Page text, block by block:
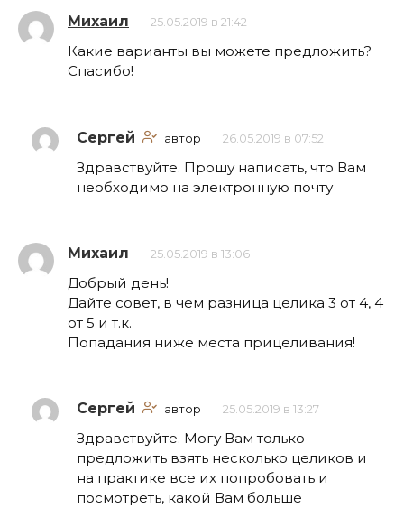
Михаил 25.05.2019 в 21:42
Какие варианты вы можете предложить?
Спасибо!
Сергей автор 26.05.2019 в 07:52
Здравствуйте. Прошу написать, что Вам
необходимо на электронную почту
Михаил 25.05.2019 в 13:06
Добрый день!
Дайте совет, в чем разница целика 3 от 4, 4
от 5 и т.к.
Попадания ниже места прицеливания!
Сергей автор 25.05.2019 в 13:27
Здравствуйте. Могу Вам только
предложить взять несколько целиков и
на практике все их попробовать и
посмотреть, какой Вам больше